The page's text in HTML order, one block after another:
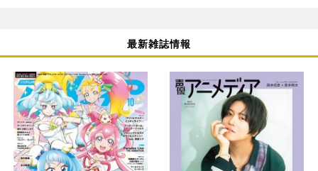
最新雑誌情報